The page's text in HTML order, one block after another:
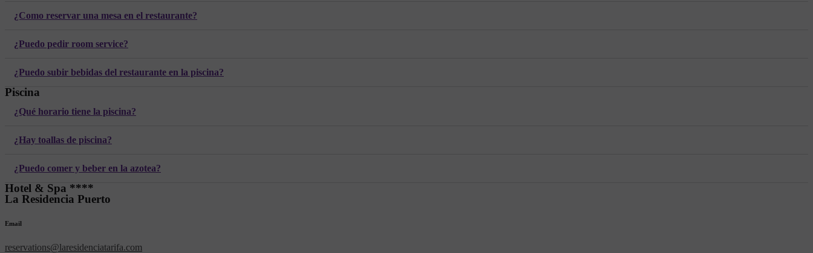
¿Como reservar una mesa en el restaurante?
¿Puedo pedir room service?
¿Puedo subir bebidas del restaurante en la piscina?
Piscina
¿Qué horario tiene la piscina?
¿Hay toallas de piscina?
¿Puedo comer y beber en la azotea?
Hotel & Spa ****
La Residencia Puerto
Email
reservations@laresidenciatarifa.com